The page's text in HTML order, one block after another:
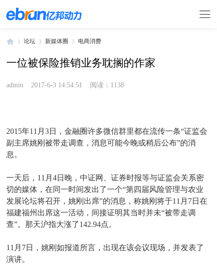
»
论坛
›
新媒体圈
›
电商消费
一位被保险推销业务耽搁的作家
admin 2017-6-3 14:54:51 阅读：1138
2015年11月3日，金融圈许多微信群里都在流传一条“证监会
副主席姚刚被带走调查，消息可能今晚或稍后公布”的消
息。
一天后，11月4日晚，中证网、证券时报等与证监会关系密
切的媒体，在同一时间发出了一个“第四届风险管理与农业
发展论坛将召开，姚刚出席”的消息，称姚刚将于11月7日在
福建福州出席这一活动，间接证明其当时并未“被带走调
查”。那天沪指大涨了142.94点。
11月7日，姚刚如报道所言，出现在该会议现场，并发表了
演讲。